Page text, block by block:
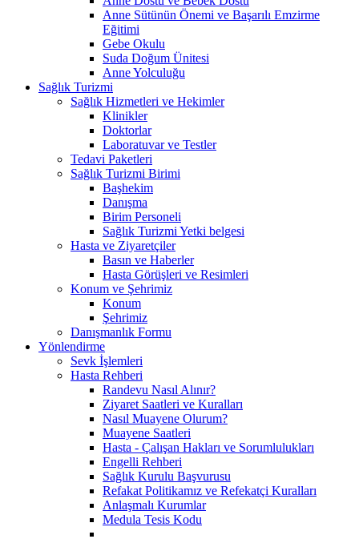
Anne Sütünün Önemi ve Başarılı Emzirme
Eğitimi
Gebe Okulu
Suda Doğum Ünitesi
Anne Yolculuğu
Sağlık Turizmi
Sağlık Hizmetleri ve Hekimler
Klinikler
Doktorlar
Laboratuvar ve Testler
Tedavi Paketleri
Sağlık Turizmi Birimi
Başhekim
Danışma
Birim Personeli
Sağlık Turizmi Yetki belgesi
Hasta ve Ziyaretçiler
Basın ve Haberler
Hasta Görüşleri ve Resimleri
Konum ve Şehrimiz
Konum
Şehrimiz
Danışmanlık Formu
Yönlendirme
Sevk İşlemleri
Hasta Rehberi
Randevu Nasıl Alınır?
Ziyaret Saatleri ve Kuralları
Nasıl Muayene Olurum?
Muayene Saatleri
Hasta - Çalışan Hakları ve Sorumlulukları
Engelli Rehberi
Sağlık Kurulu Başvurusu
Refakat Politikamız ve Refekatçi Kuralları
Anlaşmalı Kurumlar
Medula Tesis Kodu